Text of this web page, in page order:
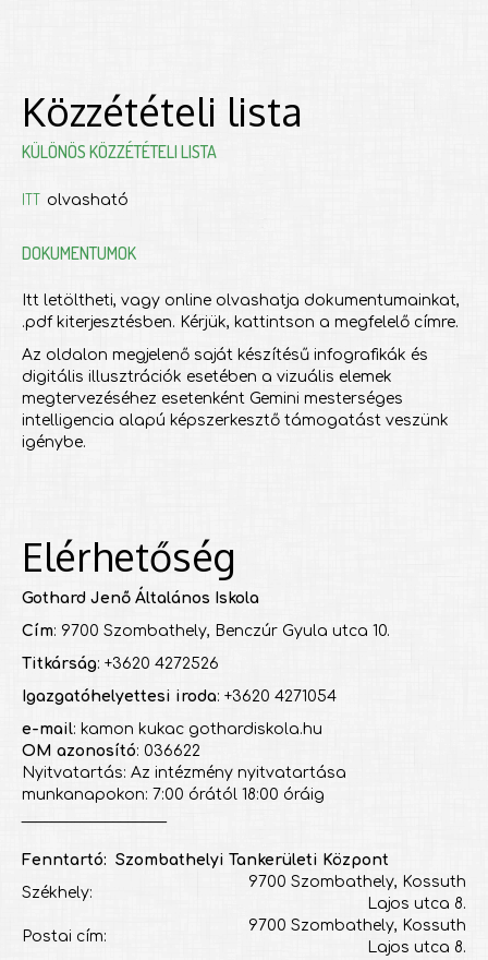
Közzétételi lista
KÜLÖNÖS KÖZZÉTÉTELI LISTA
ITT olvasható
DOKUMENTUMOK
Itt letöltheti, vagy online olvashatja dokumentumainkat,
.pdf kiterjesztésben. Kérjük, kattintson a megfelelő címre.
Az oldalon megjelenő saját készítésű infografikák és
digitális illusztrációk esetében a vizuális elemek
megtervezéséhez esetenként Gemini mesterséges
intelligencia alapú képszerkesztő támogatást veszünk
igénybe.
Elérhetőség
Gothard Jenő Általános Iskola
Cím: 9700 Szombathely, Benczúr Gyula utca 10.
Titkárság: +3620 4272526
Igazgatóhelyettesi iroda: +3620 4271054
e-mail: kamon kukac gothardiskola.hu
OM azonosító: 036622
Nyitvatartás: Az intézmény nyitvatartása
munkanapokon: 7:00 órától 18:00 óráig
Fenntartó: Szombathelyi Tankerületi Központ
Székhely:
9700 Szombathely, Kossuth
Lajos utca 8.
Postai cím:
9700 Szombathely, Kossuth
Lajos utca 8.